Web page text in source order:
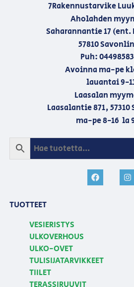
7Rakennustarvike
Aholahden
Saharannantie 17 (ent.
57810
Puh:
Avoinna ma-pe
lauantai 9-
Laasalan
Laasalantie 871,
ma-pe 8-16 la
TUOTTEET
VESIERISTYS
ULKOVERHOUS
ULKO-OVET
TULISIJATARVIKKEET
TIILET